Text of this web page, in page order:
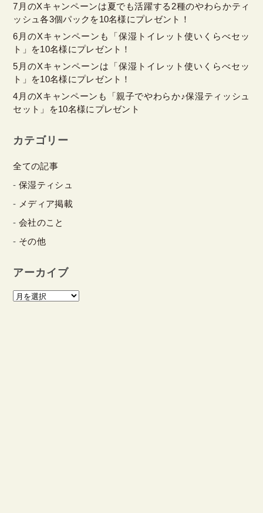
7月のXキャンペーンは夏でも活躍する2種のやわらかティ
ッシュ各3個パックを10名様にプレゼント！
6月のXキャンペーンも「保湿トイレット使いくらべセッ
ト」を10名様にプレゼント！
5月のXキャンペーンは「保湿トイレット使いくらべセッ
ト」を10名様にプレゼント！
4月のXキャンペーンも「親子でやわらか♪保湿ティッシュ
セット」を10名様にプレゼント
カテゴリー
全ての記事
保湿ティシュ
メディア掲載
会社のこと
その他
アーカイブ